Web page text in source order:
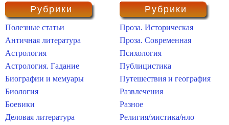
Рубрики
Полезные статьи
Античная литература
Астрология
Астрология. Гадание
Биографии и мемуары
Биология
Боевики
Деловая литература
Рубрики
Проза. Историческая
Проза. Современная
Психология
Публицистика
Путешествия и география
Развлечения
Разное
Религия/мистика/нло